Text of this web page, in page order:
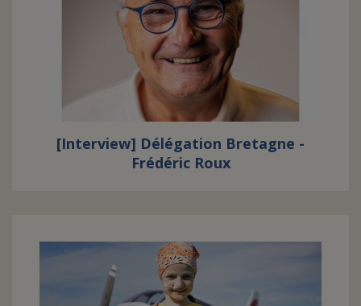
[Interview] Délégation Bretagne -
Frédéric Roux